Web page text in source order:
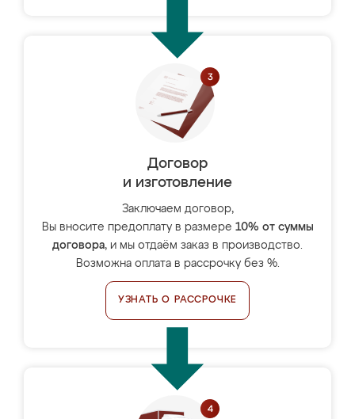
Договор
и изготовление
Заключаем договор,
Вы вносите предоплату в размере 10% от суммы
договора, и мы отдаём заказ в производство.
Возможна оплата в рассрочку без %.
УЗНАТЬ О РАССРОЧКЕ